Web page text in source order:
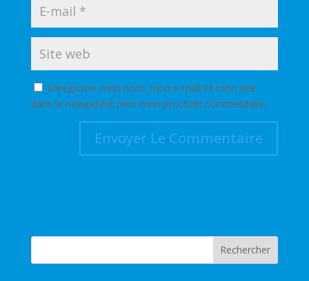
Enregistrer mon nom, mon e-mail et mon site
dans le navigateur pour mon prochain commentaire.